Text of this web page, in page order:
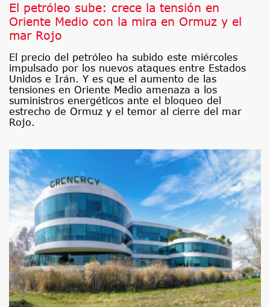
El petróleo sube: crece la tensión en
Oriente Medio con la mira en Ormuz y el
mar Rojo
El precio del petróleo ha subido este miércoles
impulsado por los nuevos ataques entre Estados
Unidos e Irán. Y es que el aumento de las
tensiones en Oriente Medio amenaza a los
suministros energéticos ante el bloqueo del
estrecho de Ormuz y el temor al cierre del mar
Rojo.